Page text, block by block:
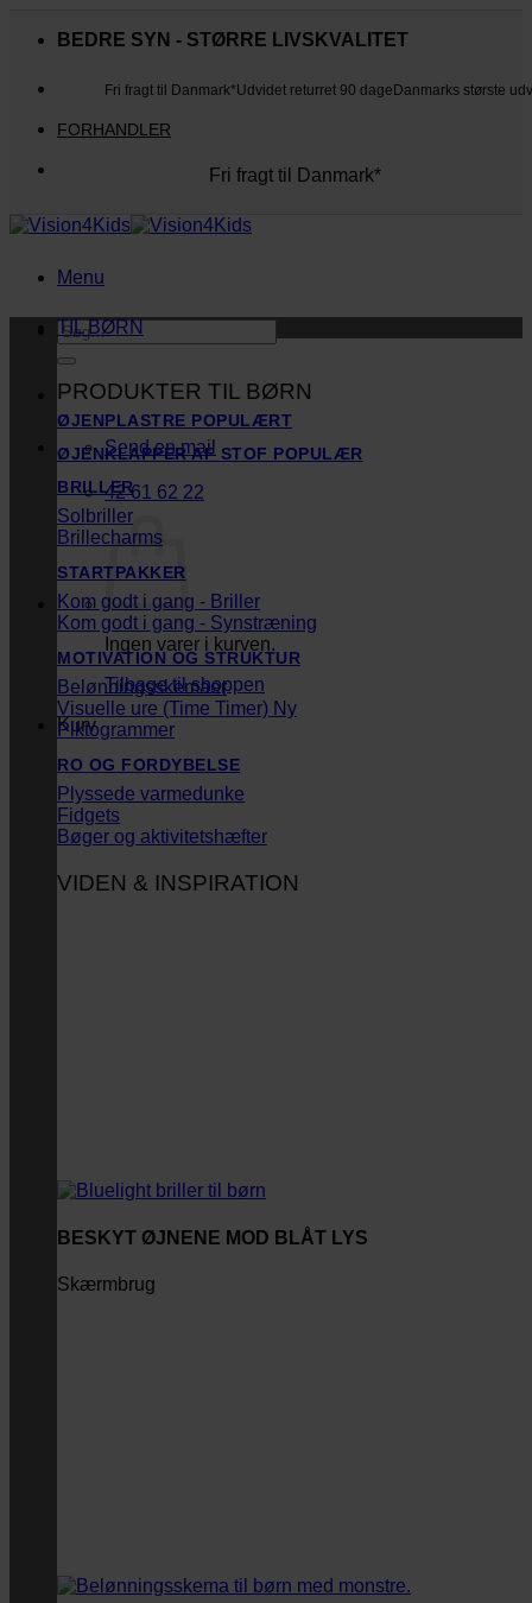
BEDRE SYN - STØRRE LIVSKVALITET
Fri fragt til Danmark*Udvidet returret 90 dage Danmarks største
FORHANDLER
Fri fragt til Danmark*
Menu
Søg
efter:
Send en mail
42 61 62 22
Ingen varer i kurven.
Tilbage til shoppen
Kurv
TIL BØRN
PRODUKTER TIL BØRN
ØJENPLASTRE
ØJENKLAPPER AF STOF
BRILLER
Solbriller
Brillecharms
STARTPAKKER
Kom godt i gang - Briller
Kom godt i gang - Synstræning
MOTIVATION OG STRUKTUR
Belønningsskemaer
Visuelle ure (Time Timer)
Piktogrammer
RO OG FORDYBELSE
Plyssede varmedunke
Fidgets
Bøger og aktivitetshæfter
VIDEN & INSPIRATION
BESKYT ØJNENE MOD BLÅT LYS
Skærmbrug